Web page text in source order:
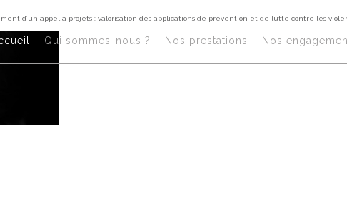
Qui sommes-nous ?​ Nos prestations​ Nos
d’un appel à projets : valorisation des applications de prévention et de lutte contre les
Lancement